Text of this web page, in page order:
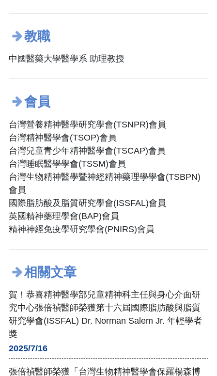
教職
中國醫藥大學醫學系 助理教授
會員
台灣營養精神醫學研究學會(TSNPR)會員
台灣精神醫學會(TSOP)會員
台灣兒童青少年精神醫學會(TSCAP)會員
台灣睡眠醫學學會(TSSM)會員
台灣生物精神醫學暨神經精神藥理學學會(TSBPN)
會員
國際脂肪酸及脂質研究學會(ISSFAL)會員
英國精神藥理學會(BAP)會員
精神神經免疫學研究學會(PNIRS)會員
相關文章
賀！恭喜精神醫學部兒童精神科主任與身心介面研
究中心張倍禎醫師榮獲第十六屆國際脂肪酸與脂質
研究學會(ISSFAL) Dr. Norman Salem Jr. 年輕學者
獎
2025/7/16
張倍禎醫師榮獲「台灣生物精神醫學會保羅楊森博